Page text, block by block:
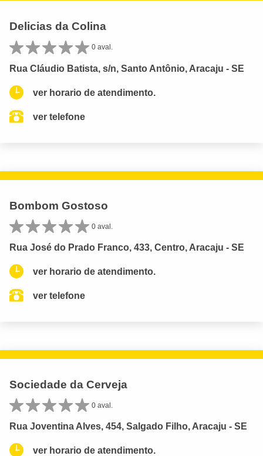
Delicias da Colina
0 aval.
Rua Cláudio Batista, s/n, Santo Antônio, Aracaju - SE
ver horario de atendimento.
ver telefone
Bombom Gostoso
0 aval.
Rua José do Prado Franco, 433, Centro, Aracaju - SE
ver horario de atendimento.
ver telefone
Sociedade da Cerveja
0 aval.
Rua Joventina Alves, 454, Salgado Filho, Aracaju - SE
ver horario de atendimento.